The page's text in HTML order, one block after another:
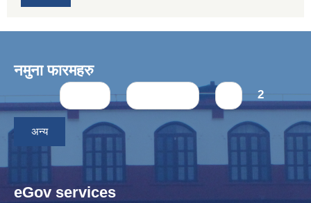
नमुना फारमहरु
Pages 2
अन्य
eGov services